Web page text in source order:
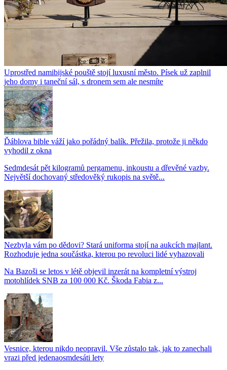
Uprostřed namibijské pouště stojí luxusní město. Písek už zaplnil
jeho domy i taneční sál, s dronem sem ale nesmíte
Ďáblova bible váží jako pořádný balík. Přežila, protože ji někdo
vyhodil z okna
Sedmdesát pět kilogramů pergamenu, inkoustu a dřevěné vazby.
Největší dochovaný středověký rukopis na světě...
Nezbyla vám po dědovi? Stará uniforma stojí na aukcích majlant.
Rozhoduje jedna součástka, kterou po revoluci lidé vyhazovali
Na Bazoši se letos v létě objevil inzerát na kompletní výstroj
motohlídek SNB za 100 000 Kč. Škoda Fabia z...
Vesnice, kterou nikdo neopravil. Vše zůstalo tak, jak to zanechali
vrazi před jedenaosmdesáti lety